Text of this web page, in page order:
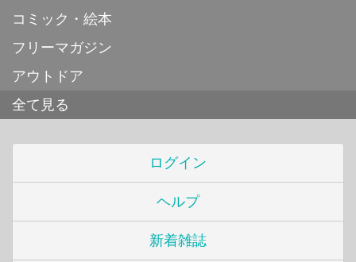
コミック・絵本
フリーマガジン
アウトドア
全て見る
ログイン
ヘルプ
新着雑誌